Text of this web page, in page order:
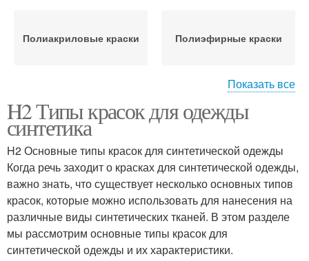
Полиакриловые краски Полиэфирные краски
Синтетическая ткань
ткани
Показать все
H2 Типы красок для одежды
синтетика
H2 Основные типы красок для синтетической одежды
Когда речь заходит о красках для синтетической одежды,
важно знать, что существует несколько основных типов
красок, которые можно использовать для нанесения на
различные виды синтетических тканей. В этом разделе
мы рассмотрим основные типы красок для
синтетической одежды и их характеристики.